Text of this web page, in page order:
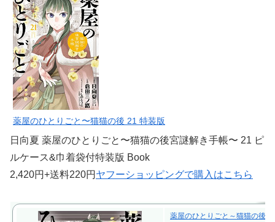
薬屋のひとりごと〜猫猫の後 21 特装版
日向夏 薬屋のひとりごと〜猫猫の後宮謎解き手帳〜 21 ピ
ルケース&巾着袋付特装版 Book
2,420円+送料220円 ヤフーショッピングで購入はこちら
薬屋のひとりごと～猫猫の後